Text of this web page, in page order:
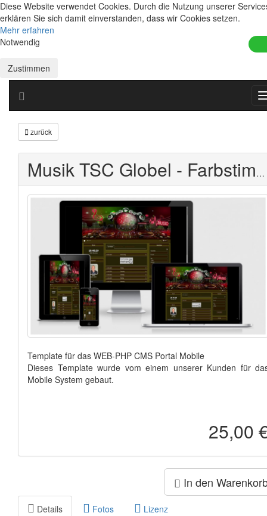
Diese Website verwendet Cookies. Durch die Nutzung unserer
erklären Sie sich damit einverstanden, dass wir Cookies setzen.
Mehr erfahren
Notwendig
Zustimmen
zurück
Musik TSC Globel - Farbstimmung Braun
Template für das WEB-PHP CMS Portal Mobile
Dieses Template wurde vom einem unserer Kunden für
Mobile System gebaut.
25,00
In den
Details Fotos Lizenz